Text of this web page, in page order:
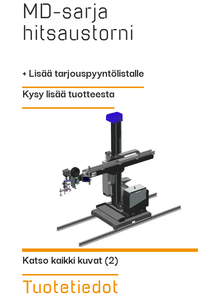
MD-sarja
hitsaustorni
Tuotetiedot
+ Lisää tarjouspyyntölistalle
Kysy lisää tuotteesta
Katso kaikki kuvat (2)